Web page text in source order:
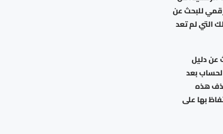
للبحث عن
التي لم تعد
عن دليل
بعد
هذه
بها على